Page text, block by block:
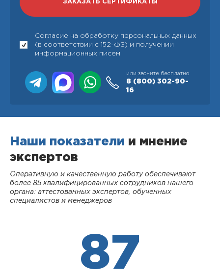
Согласие на обработку персональных данных
(в соответствии с 152-ФЗ) и получении
информационных писем
или звоните бесплатно
8 (800) 302-90-
16
Наши показатели и мнение
экспертов
Оперативную и качественную работу обеспечивают
более 85 квалифицированных сотрудников нашего
органа: аттестованных экспертов, обученных
специалистов и менеджеров
87